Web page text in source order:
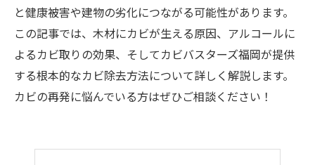
と健康被害や建物の劣化につながる可能性があります。
この記事では、木材にカビが生える原因、アルコールに
よるカビ取りの効果、そしてカビバスターズ福岡が提供
する根本的なカビ除去方法について詳しく解説します。
カビの再発に悩んでいる方はぜひご相談ください！